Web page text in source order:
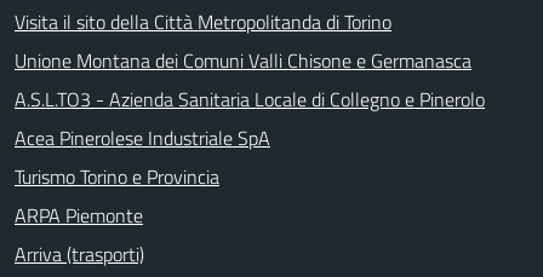
Visita il sito della Città Metropolitanda di Torino
Unione Montana dei Comuni Valli Chisone e Germanasca
A.S.L.TO3 - Azienda Sanitaria Locale di Collegno e Pinerolo
Acea Pinerolese Industriale SpA
Turismo Torino e Provincia
ARPA Piemonte
Arriva (trasporti)